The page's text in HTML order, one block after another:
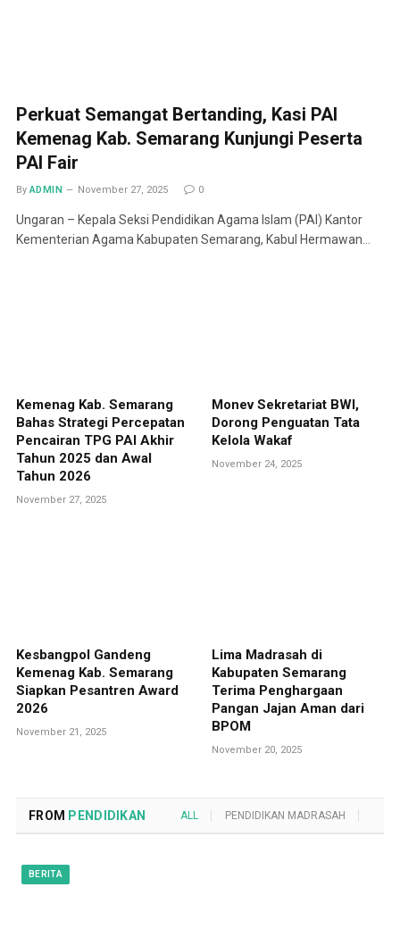
Perkuat Semangat Bertanding, Kasi PAI
Kemenag Kab. Semarang Kunjungi Peserta
PAI Fair
By ADMIN November 27, 2025 0
Ungaran – Kepala Seksi Pendidikan Agama Islam (PAI) Kantor
Kementerian Agama Kabupaten Semarang, Kabul Hermawan…
Kemenag Kab. Semarang
Bahas Strategi Percepatan
Pencairan TPG PAI Akhir
Tahun 2025 dan Awal
Tahun 2026
November 27, 2025
Monev Sekretariat BWI,
Dorong Penguatan Tata
Kelola Wakaf
November 24, 2025
Kesbangpol Gandeng
Kemenag Kab. Semarang
Siapkan Pesantren Award
2026
November 21, 2025
Lima Madrasah di
Kabupaten Semarang
Terima Penghargaan
Pangan Jajan Aman dari
BPOM
November 20, 2025
FROM PENDIDIKAN ALL PENDIDIKAN MADRASAH
BERITA